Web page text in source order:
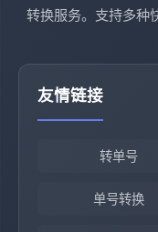
转换服务。支持多种
友情链接
转单号
单号转换